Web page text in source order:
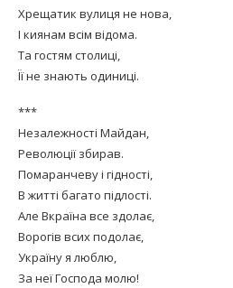
Хрещатик вулиця не нова,
І киянам всім відома.
Та гостям столиці,
Її не знають одиниці.
***
Незалежності Майдан,
Революції збирав.
Помаранчеву і гідності,
В житті багато підлості.
Але Вкраїна все здолає,
Ворогів всих подолає,
Україну я люблю,
За неї Господа молю!